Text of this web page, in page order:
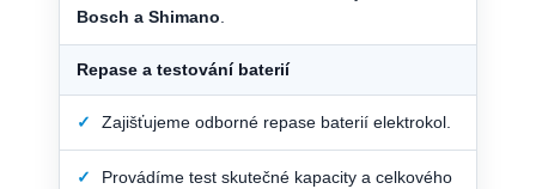
Bosch a Shimano.
Repase a testování baterií
✓ Zajišťujeme odborné repase baterií elektrokol.
✓
Provádíme test skutečné kapacity a celkového